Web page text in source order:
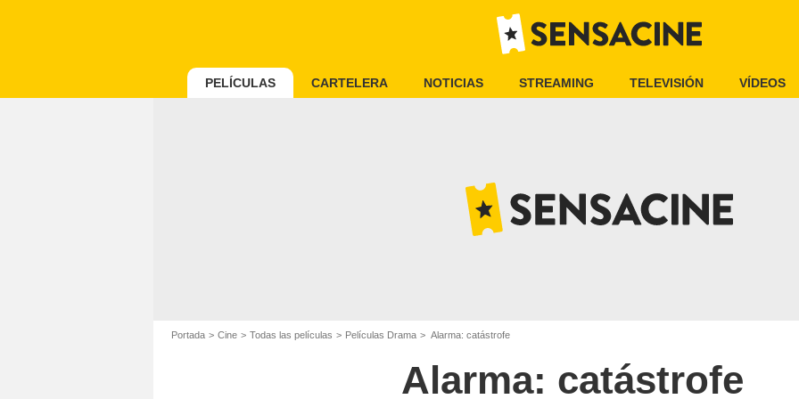
PELÍCULAS CARTELERA NOTICIAS STREAMING TELEVISIÓN VÍDEOS
Portada Cine Todas las películas Películas Drama Alarma: catástrofe
Alarma: catástrofe